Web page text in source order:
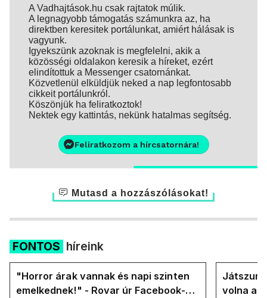
A Vadhajtások.hu csak rajtatok múlik.
A legnagyobb támogatás számunkra az, ha
direktben keresitek portálunkat, amiért hálásak is
vagyunk.
Igyekszünk azoknak is megfelelni, akik a
közösségi oldalakon keresik a híreket, ezért
elindítottuk a Messenger csatornánkat.
Közvetlenül elküldjük neked a nap legfontosabb
cikkeit portálunkról.
Köszönjük ha feliratkoztok!
Nektek egy kattintás, nekünk hatalmas segítség.
Feliratkozom a hírcsatornára!
Mutasd a hozzászólásokat!
FONTOS híreink
"Horror árak vannak és napi szinten
emelkednek!" - Rovar úr Facebook-
volna az